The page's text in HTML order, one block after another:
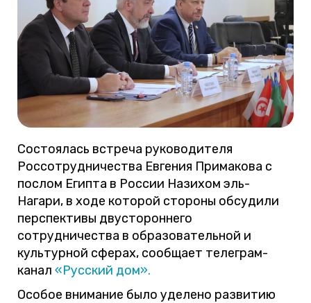
Состоялась встреча руководителя
Россотрудничества Евгения Примакова с
послом Египта в России Назихом эль-
Нагари, в ходе которой стороны обсудили
перспективы двустороннего
сотрудничества в образовательной и
культурной сферах, сообщает телеграм-
канал «Русский дом».
Особое внимание было уделено развитию